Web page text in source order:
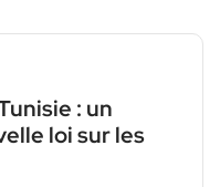
: un
loi sur les